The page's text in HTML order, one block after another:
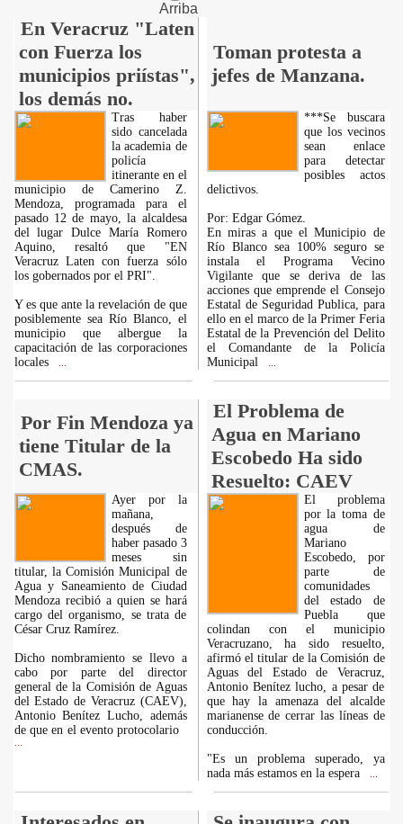
Arriba
En Veracruz "Laten
con Fuerza los
municipios priístas",
los demás no.
Toman protesta a
jefes de Manzana.
Tras haber
sido cancelada
la academia de
policía
itinerante en el
municipio de Camerino Z.
Mendoza, programada para el
pasado 12 de mayo, la alcaldesa
del lugar Dulce María Romero
Aquino, resaltó que "EN
Veracruz Laten con fuerza sólo
los gobernados por el PRI".
Y es que ante la revelación de que
posiblemente sea Río Blanco, el
municipio que albergue la
capacitación de las corporaciones
locales
***Se buscara
que los vecinos
sean enlace
para detectar
posibles actos
delictivos.
Por: Edgar Gómez.
En miras a que el Municipio de
Río Blanco sea 100% seguro se
instala el Programa Vecino
Vigilante que se deriva de las
acciones que emprende el Consejo
Estatal de Seguridad Publica, para
ello en el marco de la Primer Feria
Estatal de la Prevención del Delito
el Comandante de la Policía
Municipal
Por Fin Mendoza ya
tiene Titular de la
CMAS.
El Problema de
Agua en Mariano
Escobedo Ha sido
Resuelto: CAEV
Ayer por la
mañana,
después de
haber pasado 3
meses sin
titular, la Comisión Municipal de
Agua y Saneamiento de Ciudad
Mendoza recibió a quien se hará
cargo del organismo, se trata de
César Cruz Ramírez.
Dicho nombramiento se llevo a
cabo por parte del director
general de la Comisión de Aguas
del Estado de Veracruz (CAEV),
Antonio Benítez Lucho, además
de que en el evento protocolario
El problema
por la toma de
agua de
Mariano
Escobedo, por
parte de
comunidades
del estado de
Puebla que
colindan con el municipio
Veracruzano, ha sido resuelto,
afirmó el titular de la Comisión de
Aguas del Estado de Veracruz,
Antonio Benítez lucho, a pesar de
que hay la amenaza del alcalde
marianense de cerrar las líneas de
conducción.
"Es un problema superado, ya
nada más estamos en la espera